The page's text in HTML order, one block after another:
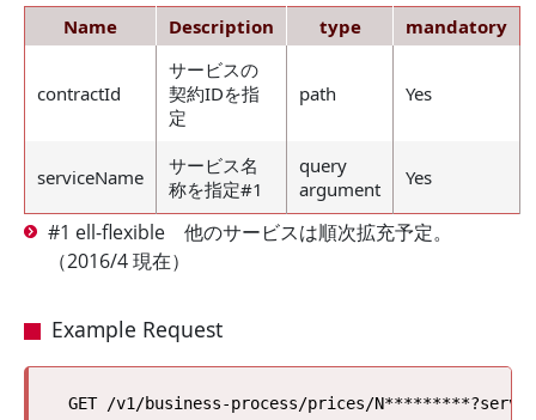
Name Description type mandatory
contractId
サービスの
契約IDを指
定
path Yes
serviceName
サービス名
称を指定#1
query
argument
Yes
#1 ell-flexible 他のサービスは順次拡充予定。
（2016/4 現在）
Example Request